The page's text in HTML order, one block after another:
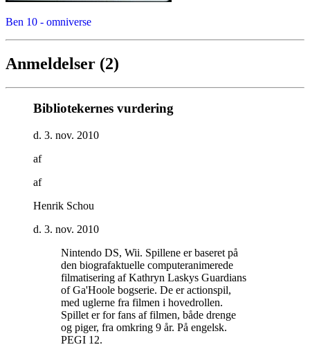
Ben 10 - omniverse
Anmeldelser (2)
Bibliotekernes vurdering
d. 3. nov. 2010
af
af
Henrik Schou
d. 3. nov. 2010
Nintendo DS, Wii. Spillene er baseret på
den biografaktuelle computeranimerede
filmatisering af Kathryn Laskys Guardians
of Ga'Hoole bogserie. De er actionspil,
med uglerne fra filmen i hovedrollen.
Spillet er for fans af filmen, både drenge
og piger, fra omkring 9 år. På engelsk.
PEGI 12.